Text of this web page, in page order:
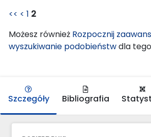
<< < 1 2
Możesz również Rozpocznij
wyszukiwanie podobieństwdla
Szczegóły Bibliografia